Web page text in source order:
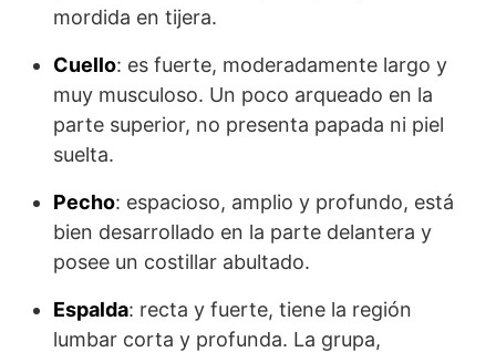
mordida en tijera.
Cuello: es fuerte, moderadamente largo y
muy musculoso. Un poco arqueado en la
parte superior, no presenta papada ni piel
suelta.
Pecho: espacioso, amplio y profundo, está
bien desarrollado en la parte delantera y
posee un costillar abultado.
Espalda: recta y fuerte, tiene la región
lumbar corta y profunda. La grupa,